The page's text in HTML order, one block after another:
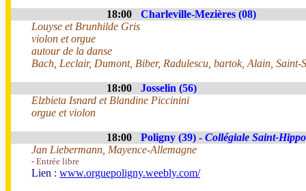
18:00
Charleville-Mezières (08)
Louyse et Brunhilde Gris
violon et orgue
autour de la danse
Bach, Leclair, Dumont, Biber, Radulescu, bartok, Alain, Saint-
18:00
Josselin (56)
Elzbieta Isnard et Blandine Piccinini
orgue et violon
18:00 Poligny (39) - Collégiale Saint-
Jan Liebermann, Mayence-Allemagne
- Entrée libre
Lien : www.orguepoligny.weebly.com/